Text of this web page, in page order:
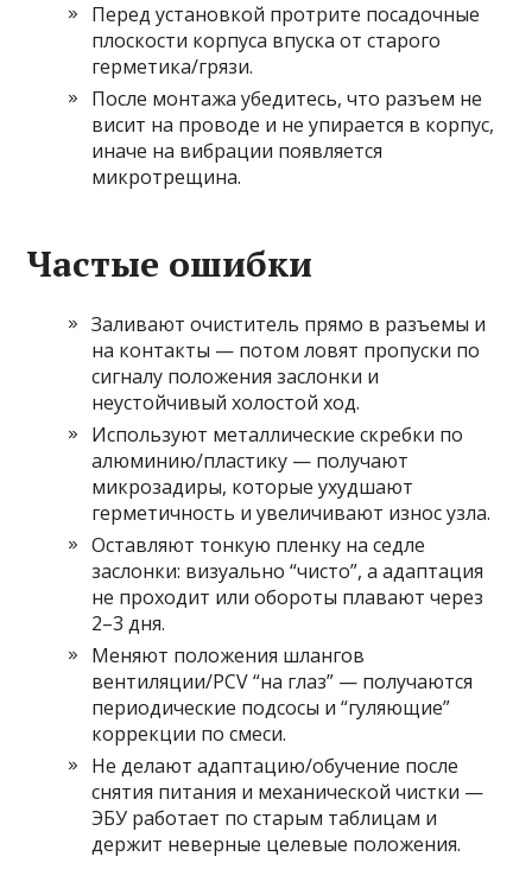
Перед установкой протрите посадочные
плоскости корпуса впуска от старого
герметика/грязи.
После монтажа убедитесь, что разъем не
висит на проводе и не упирается в корпус,
иначе на вибрации появляется
микротрещина.
Частые ошибки
Заливают очиститель прямо в разъемы и
на контакты — потом ловят пропуски по
сигналу положения заслонки и
неустойчивый холостой ход.
Используют металлические скребки по
алюминию/пластику — получают
микрозадиры, которые ухудшают
герметичность и увеличивают износ узла.
Оставляют тонкую пленку на седле
заслонки: визуально “чисто”, а адаптация
не проходит или обороты плавают через
2–3 дня.
Меняют положения шлангов
вентиляции/PCV “на глаз” — получаются
периодические подсосы и “гуляющие”
коррекции по смеси.
Не делают адаптацию/обучение после
снятия питания и механической чистки —
ЭБУ работает по старым таблицам и
держит неверные целевые положения.